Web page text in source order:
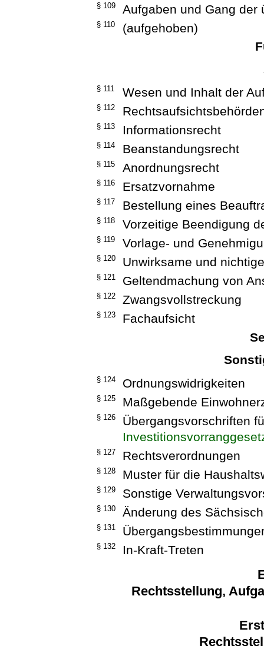
§ 109 Aufgaben und Gang der
§ 110
(aufgehoben)
§ 111 Wesen und Inhalt der
§ 112
§ 113 Informationsrecht
§ 114 Beanstandungsrecht
§ 115 Anordnungsrecht
§ 116 Ersatzvornahme
§ 117 Bestellung eines
§ 118 Vorzeitige Beendigung
§ 119 Vorlage- und
§ 120 Unwirksame und
§ 121 Geltendmachung von
§ 122 Zwangsvollstreckung
§ 123
Fachaufsicht
§ 124 Ordnungswidrigkeiten
§ 125 Maßgebende
§ 126
Übergangsvorschriften
§ 127 Rechtsverordnungen
§ 128 Muster für die
§ 129 Sonstige
§ 130 Änderung des
§ 131
§ 132 In-Kraft-Treten
Rechtsstellung,